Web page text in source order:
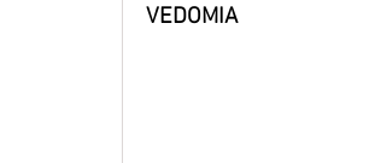
VEDOMIA